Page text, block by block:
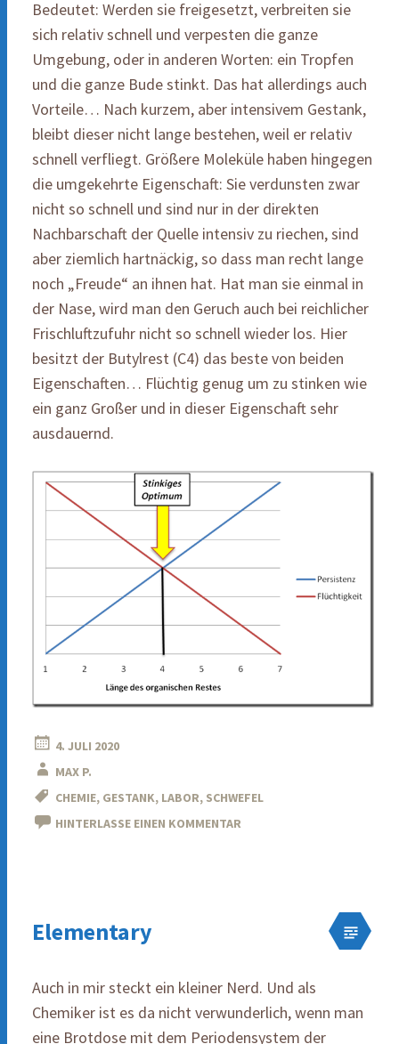
Bedeutet: Werden sie freigesetzt, verbreiten sie
sich relativ schnell und verpesten die ganze
Umgebung, oder in anderen Worten: ein Tropfen
und die ganze Bude stinkt. Das hat allerdings auch
Vorteile… Nach kurzem, aber intensivem Gestank,
bleibt dieser nicht lange bestehen, weil er relativ
schnell verfliegt. Größere Moleküle haben hingegen
die umgekehrte Eigenschaft: Sie verdunsten zwar
nicht so schnell und sind nur in der direkten
Nachbarschaft der Quelle intensiv zu riechen, sind
aber ziemlich hartnäckig, so dass man recht lange
noch „Freude“ an ihnen hat. Hat man sie einmal in
der Nase, wird man den Geruch auch bei reichlicher
Frischluftzufuhr nicht so schnell wieder los. Hier
besitzt der Butylrest (C4) das beste von beiden
Eigenschaften… Flüchtig genug um zu stinken wie
ein ganz Großer und in dieser Eigenschaft sehr
ausdauernd.
4. JULI 2020
MAX P.
CHEMIE, GESTANK, LABOR, SCHWEFEL
HINTERLASSE EINEN KOMMENTAR
Elementary
Auch in mir steckt ein kleiner Nerd. Und als
Chemiker ist es da nicht verwunderlich, wenn man
eine Brotdose mit dem Periodensystem der